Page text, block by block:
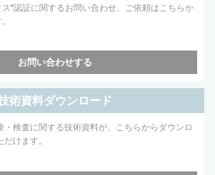
®認証に関するお問い合わせ、ご依頼はこちらか
お問い合わせする
術資料ダウンロード
・検査に関する技術資料が、こちらからダウンロ
けます。